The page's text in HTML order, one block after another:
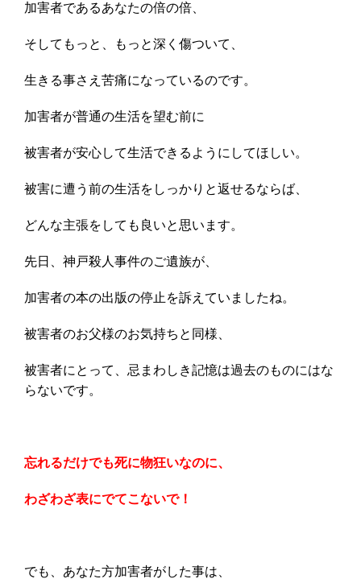
加害者であるあなたの倍の倍、
そしてもっと、もっと深く傷ついて、
生きる事さえ苦痛になっているのです。
加害者が普通の生活を望む前に
被害者が安心して生活できるようにしてほしい。
被害に遭う前の生活をしっかりと返せるならば、
どんな主張をしても良いと思います。
先日、神戸殺人事件のご遺族が、
加害者の本の出版の停止を訴えていましたね。
被害者のお父様のお気持ちと同様、
被害者にとって、忌まわしき記憶は過去のものにはな
らないです。
忘れるだけでも死に物狂いなのに、
わざわざ表にでてこないで！
でも、あなた方加害者がした事は、